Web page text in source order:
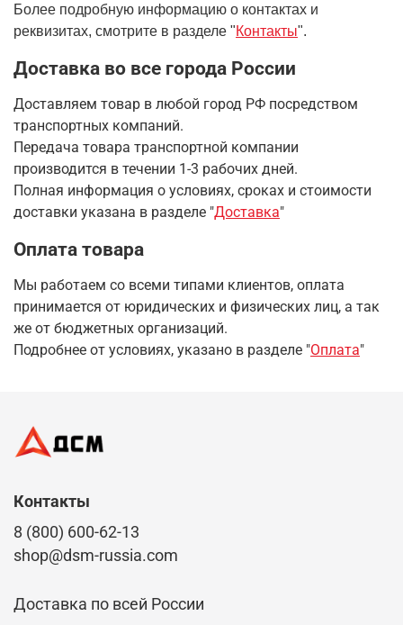
Более подробную информацию о контактах и
реквизитах, смотрите в разделе "Контакты".
Доставка во все города России
Доставляем товар в любой город РФ посредством
транспортных компаний.
Передача товара транспортной компании
производится в течении 1-3 рабочих дней.
Полная информация о условиях, сроках и стоимости
доставки указана в разделе "Доставка"
Оплата товара
Мы работаем со всеми типами клиентов, оплата
принимается от юридических и физических лиц, а так
же от бюджетных организаций.
Подробнее от условиях, указано в разделе "Оплата"
Контакты
8 (800) 600-62-13
shop@dsm-russia.com
Доставка по всей России